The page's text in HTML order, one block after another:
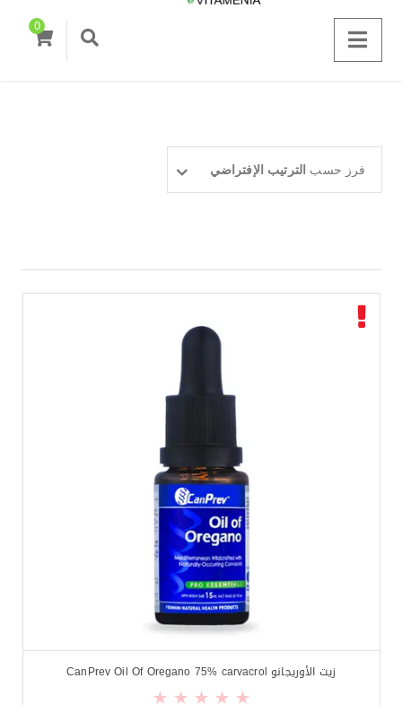
0
فرز حسب الترتيب الإفتراضي
زيت الأوريجانو CanPrev Oil Of Oregano 75% carvacrol